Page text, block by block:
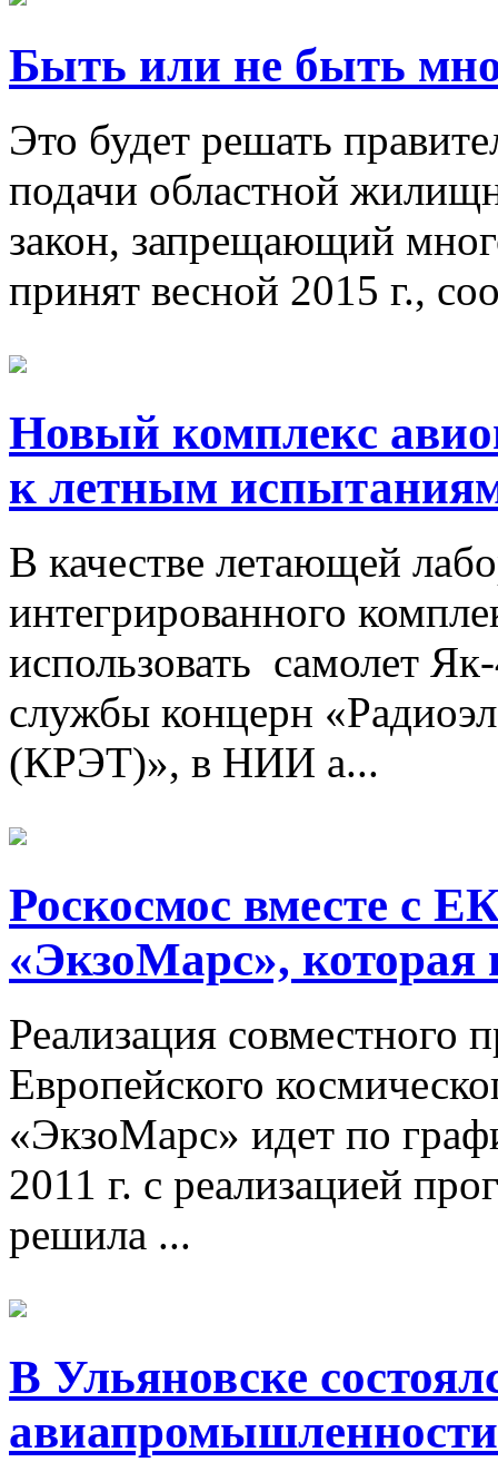
Быть или не быть
Это будет решать
подачи областной
закон, запрещающий
принят весной 2015 г.,
Новый комплекс
к летным
В качестве летающей
интегрированного
использовать самолет
службы концерн
(КРЭТ)», в НИИ а...
Роскосмос вместе с
«ЭкзоМарс», которая
Реализация совместного
Европейского
«ЭкзоМарс» идет по
2011 г. с реализацией
решила ...
В Ульяновске